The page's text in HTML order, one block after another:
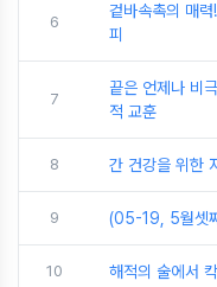
6
겉바속촉의 매
피
7
끝은 언제나 비
적 교훈
8 간 건강을 위한
9 (05-19, 5월셋
10 해적의 술에서